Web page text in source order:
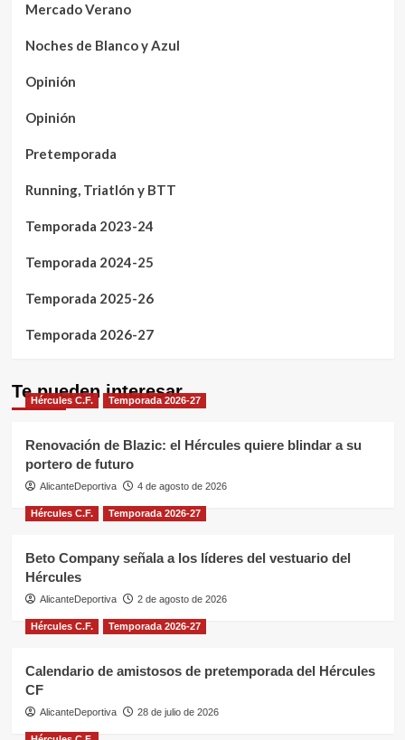
Mercado Verano
Noches de Blanco y Azul
Opinión
Opinión
Pretemporada
Running, Triatlón y BTT
Temporada 2023-24
Temporada 2024-25
Temporada 2025-26
Temporada 2026-27
Te pueden interesar
Hércules C.F. Temporada 2026-27
Renovación de Blazic: el Hércules quiere blindar a su
portero de futuro
AlicanteDeportiva 4 de agosto de 2026
Hércules C.F. Temporada 2026-27
Beto Company señala a los líderes del vestuario del
Hércules
AlicanteDeportiva 2 de agosto de 2026
Hércules C.F. Temporada 2026-27
Calendario de amistosos de pretemporada del Hércules
CF
AlicanteDeportiva 28 de julio de 2026